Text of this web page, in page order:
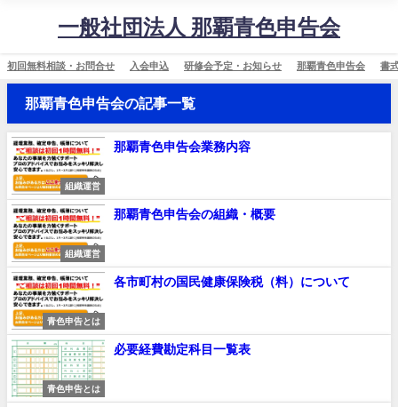
一般社団法人 那覇青色申告会
初回無料相談・お問合せ 入会申込 研修会予定・お知らせ 那覇青色申告会 書
那覇青色申告会の記事一覧
組織運営
那覇青色申告会業務内容
組織運営
那覇青色申告会の組織・概要
青色申告とは
各市町村の国民健康保険税（料）について
青色申告とは
必要経費勘定科目一覧表